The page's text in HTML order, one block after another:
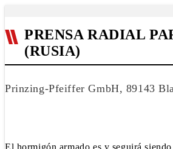
PRENSA RADIAL
(RUSIA)
Prinzing-Pfeiffer GmbH, 89143
El hormigón armado es y seguirá